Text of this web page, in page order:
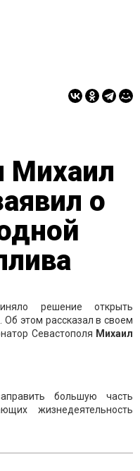
Михаил
о
решение открыть
этом рассказал в своем
Севастополя Михаил
большую часть
жизнедеятельность